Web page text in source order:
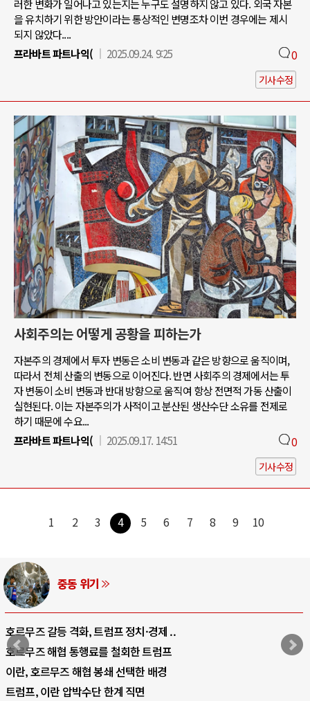
러한 변화가 일어나고 있는지는 누구도 설명하지 않고 있다. 외국 자본
을 유치하기 위한 방안이라는 통상적인 변명조차 이번 경우에는 제시
되지 않았다....
프라바트 파트나익(
2025.09.24. 9:25 0
기사수정
사회주의는 어떻게 공황을 피하는가
자본주의 경제에서 투자 변동은 소비 변동과 같은 방향으로 움직이며,
따라서 전체 산출의 변동으로 이어진다. 반면 사회주의 경제에서는 투
자 변동이 소비 변동과 반대 방향으로 움직여 항상 전면적 가동 산출이
실현된다. 이는 자본주의가 사적이고 분산된 생산수단 소유를 전제로
하기 때문에 수요...
프라바트 파트나익(
2025.09.17. 14:51 0
기사수정
1 2 3 4 5 6 7 8 9 10
중동 위기
호르무즈 갈등 격화, 트럼프 정치·경제 ..
호르무즈 해협 통행료를 철회한 트럼프
이란, 호르무즈 해협 봉쇄 선택한 배경
트럼프, 이란 압박수단 한계 직면